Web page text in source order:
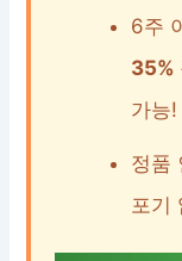
6주
35%
가능!
정품
포기